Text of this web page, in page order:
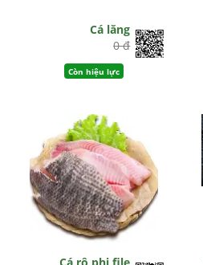
Cá lăng
0 đ
Còn hiệu lực